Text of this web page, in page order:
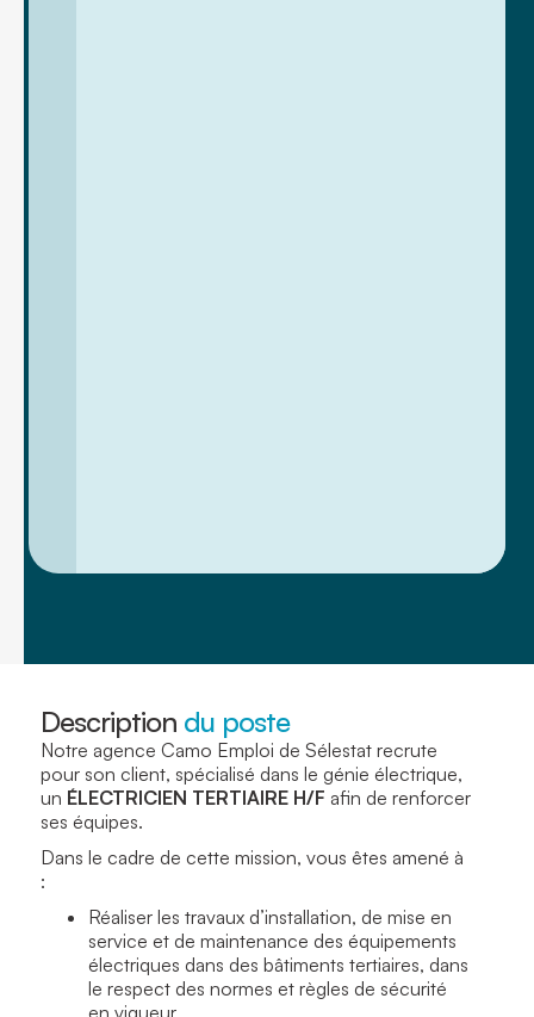
Description du poste
Notre agence Camo Emploi de Sélestat recrute
pour son client, spécialisé dans le génie électrique,
un ÉLECTRICIEN TERTIAIRE H/F afin de renforcer
ses équipes.
Dans le cadre de cette mission, vous êtes amené à
:
Réaliser les travaux d’installation, de mise en
service et de maintenance des équipements
électriques dans des bâtiments tertiaires, dans
le respect des normes et règles de sécurité
en vigueur